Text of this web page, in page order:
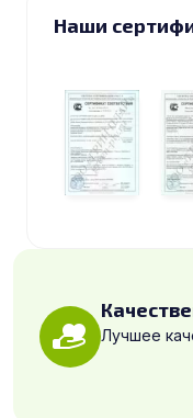
Наши
Лучшее